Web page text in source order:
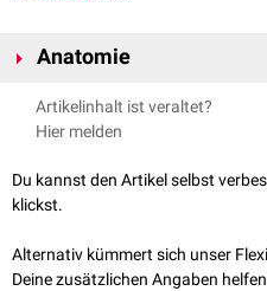
Anatomie
Bei der Nutation kippt das Os
Apex
Transversalachse durch den zweiten
Die Gegenbewegung wird als
Artikelinhalt ist veraltet?
Hier melden
Du kannst den Artikel selbst
klickst.
Alternativ kümmert sich unser
Deine zusätzlichen Angaben